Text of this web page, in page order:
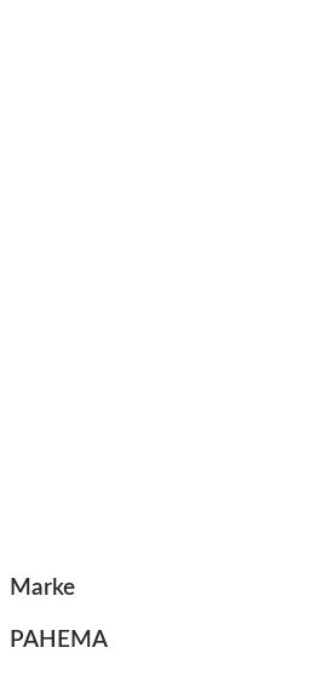
Marke
PAHEMA